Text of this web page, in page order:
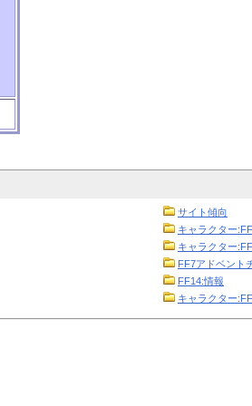
サイト傾向
キャラクター
キャラクター
FF7アドベント
FF14:情報
キャラクター